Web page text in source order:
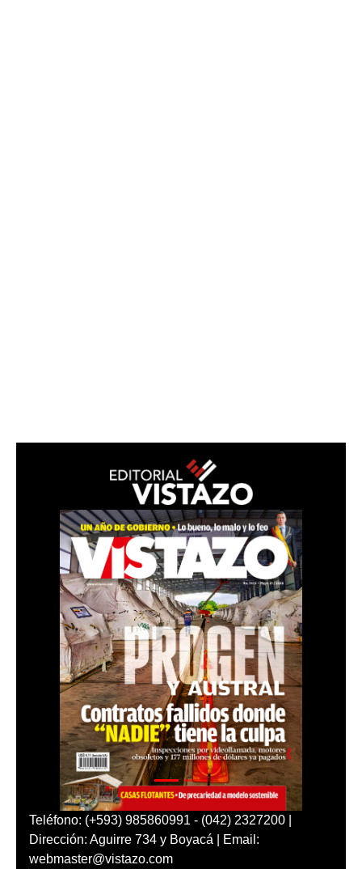
Teléfono: (+593) 985860991 - (042) 2327200 |
Dirección: Aguirre 734 y Boyacá | Email:
webmaster@vistazo.com